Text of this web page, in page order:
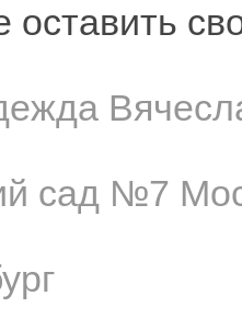
оставить
сад №7